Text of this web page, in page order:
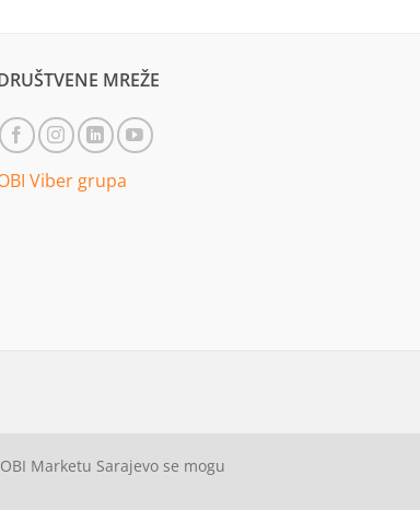
MREŽE
Viber grupa
Marketu Sarajevo se mogu